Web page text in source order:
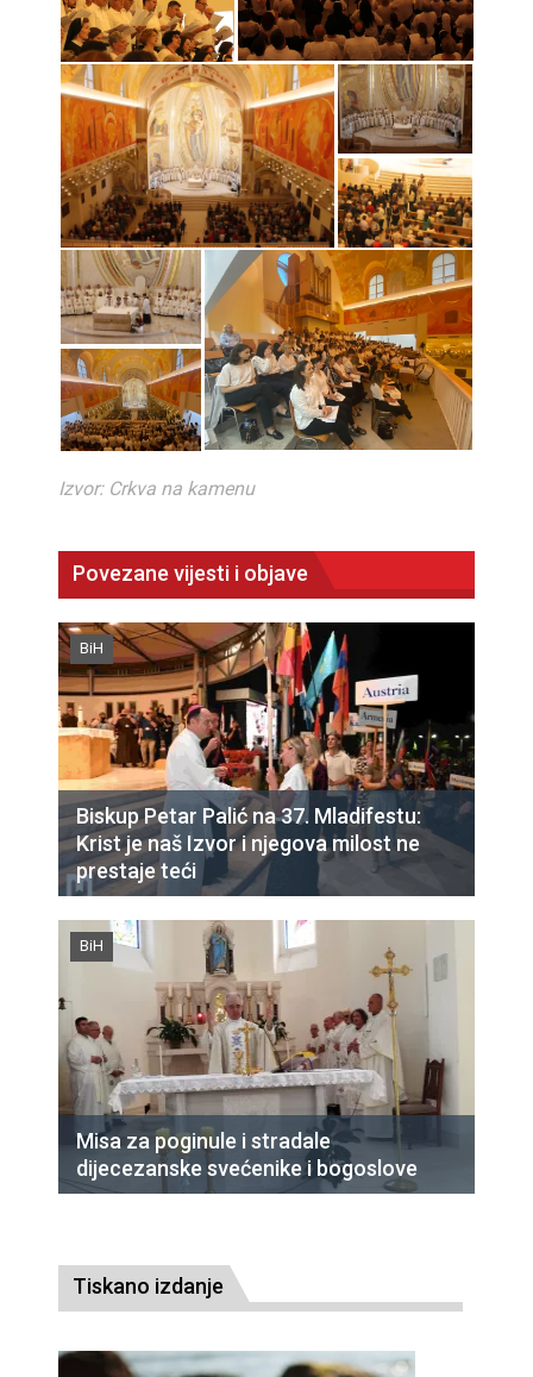
Izvor: Crkva na kamenu
Povezane vijesti i objave
BiH
Biskup Petar Palić na 37. Mladifestu:
Krist je naš Izvor i njegova milost ne
prestaje teći
BiH
Misa za poginule i stradale
dijecezanske svećenike i bogoslove
Tiskano izdanje